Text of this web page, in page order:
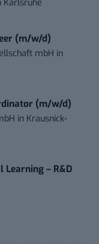
Karlsruhe
(m/w/d)
mbH in
(m/w/d)
in Krausnick-
– R&D